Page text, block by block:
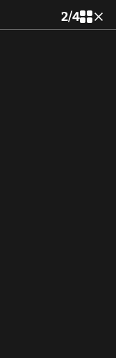
2/4